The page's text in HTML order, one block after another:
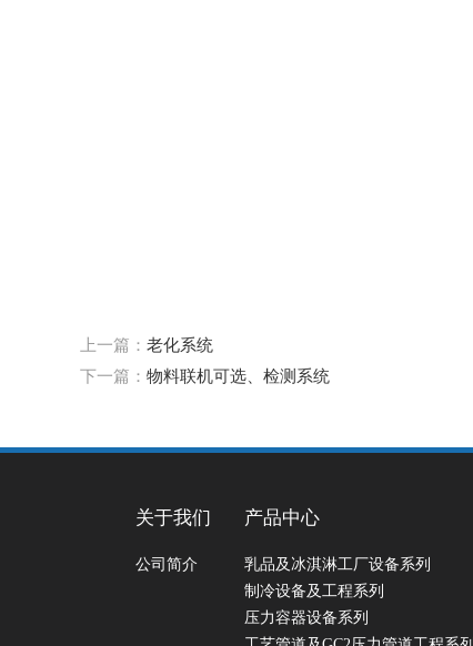
上一篇： 老化系统
下一篇： 物料联机可选、检测系统
关于我们
公司简介
产品中心
乳品及冰淇淋工厂设备系列
制冷设备及工程系列
压力容器设备系列